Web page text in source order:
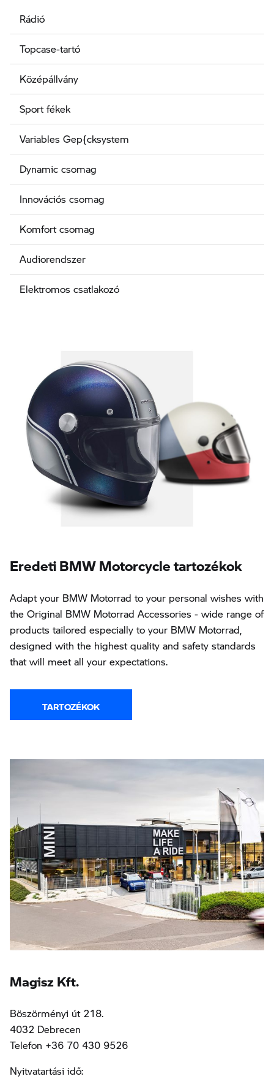
Rádió
Topcase-tartó
Középállvány
Sport fékek
Variables Gep{cksystem
Dynamic csomag
Innovációs csomag
Komfort csomag
Audiorendszer
Elektromos csatlakozó
Eredeti BMW Motorcycle tartozékok
Adapt your BMW Motorrad to your personal wishes with
the Original BMW Motorrad Accessories - wide range of
products tailored especially to your BMW Motorrad,
designed with the highest quality and safety standards
that will meet all your expectations.
TARTOZÉKOK
Magisz Kft.
Böszörményi út 218.
4032 Debrecen
Telefon +36 70 430 9526
Nyitvatartási idő: